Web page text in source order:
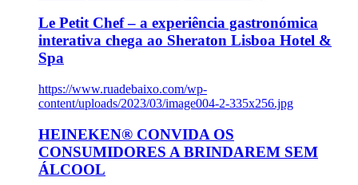
Le Petit Chef – a experiência gastronómica
interativa chega ao Sheraton Lisboa Hotel &
Spa
https://www.ruadebaixo.com/wp-
content/uploads/2023/03/image004-2-335x256.jpg
HEINEKEN® CONVIDA OS
CONSUMIDORES A BRINDAREM SEM
ÁLCOOL